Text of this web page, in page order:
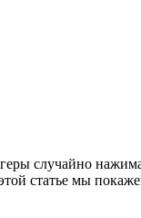
случайно
статье мы